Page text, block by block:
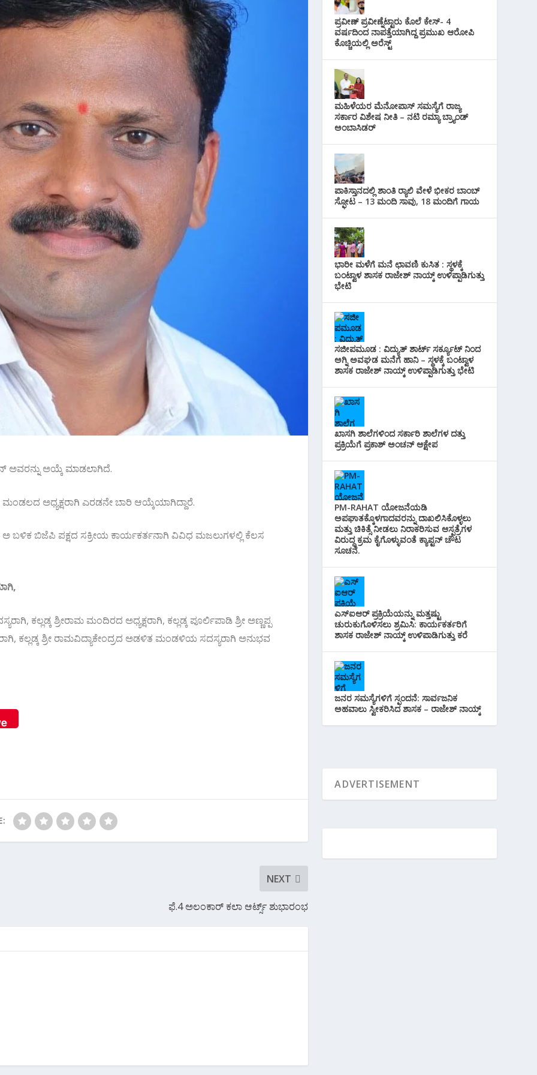
ಅವರನ್ನು ಅಯ್ಕೆ ಮಾಡಲಾಗಿದೆ.
ಅಧ್ಯಕ್ಷರಾಗಿ ಎರಡನೇ ಬಾರಿ ಆಯ್ಕೆಯಾಗಿದ್ದಾರೆ.
ಬಳಿಕ ಬಿಜೆಪಿ ಪಕ್ಷದ ಸಕ್ರೀಯ ಕಾರ್ಯಕರ್ತನಾಗಿ ವಿವಿಧ ಮಜಲುಗಳಲ್ಲಿ ಕೆಲಸ
ಕಲ್ಲಡ್ಕ ಶ್ರೀರಾಮ ಮಂದಿರದ ಅಧ್ಯಕ್ಷರಾಗಿ, ಕಲ್ಲಡ್ಕ ಪೂರ್ಲಿಪಾಡಿ ಶ್ರೀ ಅಣ್ಣಪ್ಪ
ಕಲ್ಲಡ್ಕ ಶ್ರೀ ರಾಮ‌ವಿದ್ಯಾಕೇಂದ್ರದ ಅಡಳಿತ ಮಂಡಳಿಯ ಸದಸ್ಯರಾಗಿ ಅನುಭವ
NEXT
ಫೆ.4 ಅಲಂಕಾರ್ ಕಲಾ ಆರ್ಟ್ಸ್ ಶುಭಾರಂಭ
ಪ್ರವೀಣ್ ಪ್ರವೀಣ್ನೆಟ್ಟಾರು ಕೊಲೆ ಕೇಸ್‌- 4
ವರ್ಷದಿಂದ ನಾಪತ್ತೆಯಾಗಿದ್ದ ಪ್ರಮುಖ ಆರೋಪಿ
ಕೊಚ್ಚಿಯಲ್ಲಿ ಅರೆಸ್ಟ್‌
ಮಹಿಳೆಯರ ಮೆನೋಪಾಸ್ ಸಮಸ್ಯೆಗೆ ರಾಜ್ಯ
ಸರ್ಕಾರ ವಿಶೇಷ ನೀತಿ – ನಟಿ ರಮ್ಯಾ ಬ್ರ್ಯಾಂಡ್
ಅಂಬಾಸಿಡರ್
ಪಾಕಿಸ್ತಾನದಲ್ಲಿ ಶಾಂತಿ ರ‍್ಯಾಲಿ ವೇಳೆ ಭೀಕರ ಬಾಂಬ್
ಸ್ಫೋಟ – 13 ಮಂದಿ ಸಾವು, 18 ಮಂದಿಗೆ ಗಾಯ
ಭಾರೀ ಮಳೆಗೆ ಮನೆ ಛಾವಣಿ ಕುಸಿತ : ಸ್ಥಳಕ್ಕೆ
ಬಂಟ್ವಾಳ ಶಾಸಕ ರಾಜೇಶ್ ನಾಯ್ಕ್ ಉಳಿಪ್ಪಾಡಿಗುತ್ತು
ಭೇಟಿ
ಸಜೀಪಮೂಡ : ವಿದ್ಯುತ್ ಶಾರ್ಟ್ ಸರ್ಕ್ಯೂಟ್‌ ನಿಂದ
ಅಗ್ನಿ ಅವಘಡ ಮನೆಗೆ ಹಾನಿ – ಸ್ಥಳಕ್ಕೆ ಬಂಟ್ವಾಳ
ಶಾಸಕ ರಾಜೇಶ್ ನಾಯ್ಕ್ ಉಳಿಪ್ಪಾಡಿಗುತ್ತು ಭೇಟಿ
ಖಾಸಗಿ ಶಾಲೆಗಳಿಂದ ಸರ್ಕಾರಿ ಶಾಲೆಗಳ ದತ್ತು
ಪ್ರಕ್ರಿಯೆಗೆ ಪ್ರಕಾಶ್ ಅಂಚನ್ ಆಕ್ಷೇಪ
PM-RAHAT ಯೋಜನೆಯಡಿ
ಅಪಘಾತಕ್ಕೊಳಗಾದವರನ್ನು ದಾಖಲಿಸಿಕೊಳ್ಳಲು
ಮತ್ತು ಚಿಕಿತ್ಸೆ ನೀಡಲು ನಿರಾಕರಿಸುವ ಆಸ್ಪತ್ರೆಗಳ
ವಿರುದ್ಧ ಕ್ರಮ ಕೈಗೊಳ್ಳುವಂತೆ ಕ್ಯಾಪ್ಟನ್ ಚೌಟ
ಸೂಚನೆ.
ಎಸ್‌ಐಆರ್ ಪ್ರಕ್ರಿಯೆಯನ್ನು ಮತ್ತಷ್ಟು
ಚುರುಕುಗೊಳಿಸಲು ಶ್ರಮಿಸಿ: ಕಾರ್ಯಕರ್ತರಿಗೆ
ಶಾಸಕ ರಾಜೇಶ್ ನಾಯ್ಕ್ ಉಳಿಪಾಡಿಗುತ್ತು ಕರೆ
ಜನರ ಸಮಸ್ಯೆಗಳಿಗೆ ಸ್ಪಂದನೆ: ಸಾರ್ವಜನಿಕ
ಅಹವಾಲು ಸ್ವೀಕರಿಸಿದ ಶಾಸಕ – ರಾಜೇಶ್ ನಾಯ್ಕ್